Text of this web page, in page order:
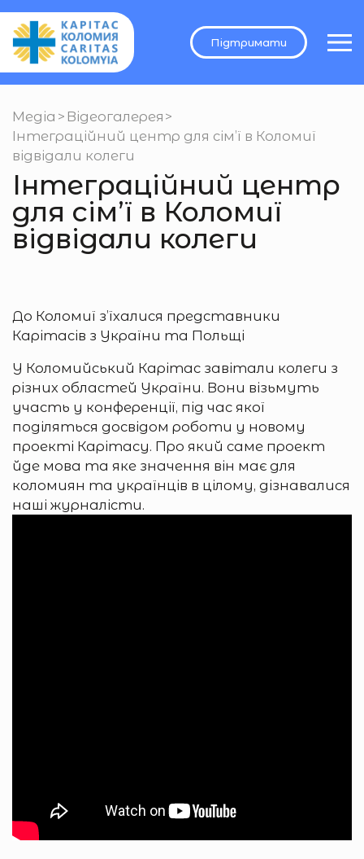
Підтримати
Медіа > Відеогалерея >
Інтеграційний центр для сім’ї в Коломиї
відвідали колеги
Інтеграційний центр
для сім’ї в Коломиї
відвідали колеги
До Коломиї з’їхалися представники
Карітасів з України та Польщі
У Коломийський Карітас завітали колеги з
різних областей України. Вони візьмуть
участь у конференції, під час якої
поділяться досвідом роботи у новому
проекті Карітасу. Про який саме проект
йде мова та яке значення він має для
коломиян та українців в цілому, дізнавалися
наші журналісти.